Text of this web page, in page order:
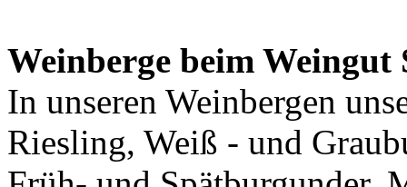
Weinberge beim Weingut
In unseren Weinbergen
Riesling, Weiß - und